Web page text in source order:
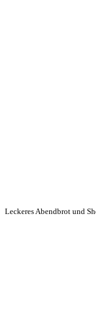
Leckeres Abendbrot und